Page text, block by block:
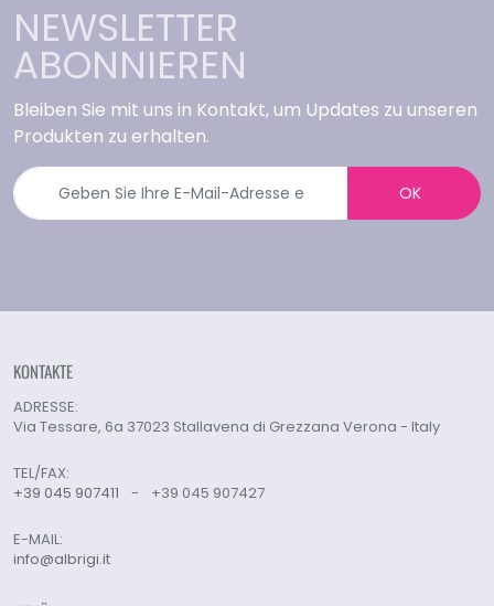
NEWSLETTER
ABONNIEREN
Bleiben Sie mit uns in Kontakt, um Updates zu unseren
Produkten zu erhalten.
OK
KONTAKTE
ADRESSE:
Via Tessare, 6a 37023 Stallavena di Grezzana Verona - Italy
TEL/FAX:
+39 045 907411
- +39 045 907427
E-MAIL:
info@albrigi.it